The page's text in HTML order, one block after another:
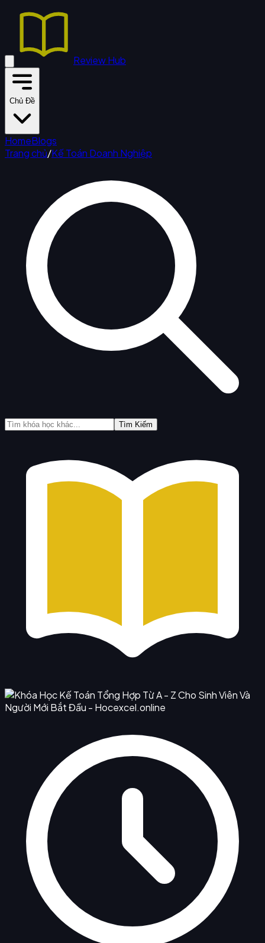
Review Hub
Chủ Đề
HomeBlogs
Trang chủ/Kế Toán Doanh Nghiệp
Tìm Kiếm